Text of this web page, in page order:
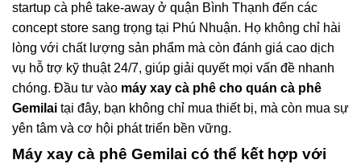
startup cà phê take-away ở quận Bình Thạnh đến các
concept store sang trọng tại Phú Nhuận. Họ không chỉ hài
lòng với chất lượng sản phẩm mà còn đánh giá cao dịch
vụ hỗ trợ kỹ thuật 24/7, giúp giải quyết mọi vấn đề nhanh
chóng. Đầu tư vào máy xay cà phê cho quán cà phê
Gemilai tại đây, bạn không chỉ mua thiết bị, mà còn mua sự
yên tâm và cơ hội phát triển bền vững.
Máy xay cà phê Gemilai có thể kết hợp với